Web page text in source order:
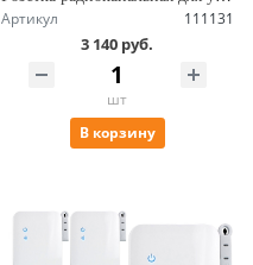
Артикул 111131
3 140 руб.
шт
В корзину